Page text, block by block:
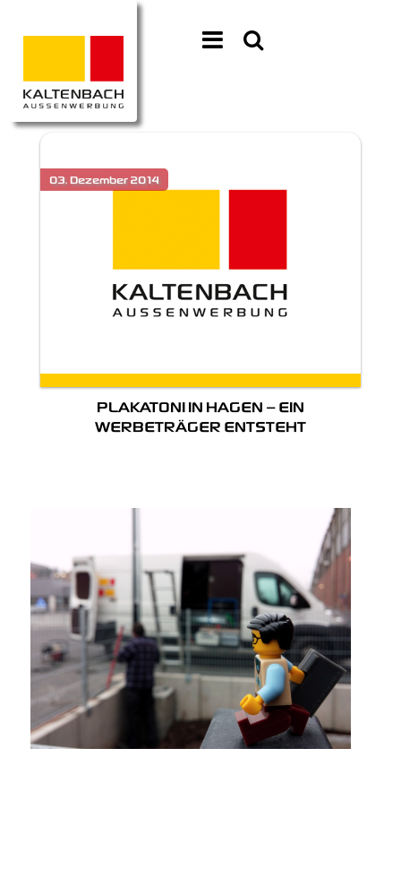
PLAKATONI IN HAGEN – EIN
WERBETRÄGER ENTSTEHT